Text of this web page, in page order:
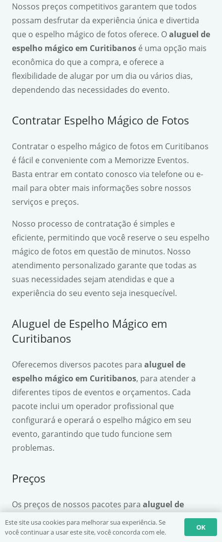
Nossos preços competitivos garantem que todos
possam desfrutar da experiência única e divertida
que o espelho mágico de fotos oferece. Oaluguel de
espelho mágico em Curitibanos é uma opção mais
econômica do que a compra, e oferece a
flexibilidade de alugar por um dia ou vários dias,
dependendo das necessidades do evento.
Contratar Espelho Mágico de Fotos
Contratar o espelho mágico de fotos em Curitibanos
é fácil e conveniente com a Memorizze Eventos.
Basta entrar em contato conosco via telefone ou e-
mail para obter mais informações sobre nossos
serviços e preços.
Nosso processo de contratação é simples e
eficiente, permitindo que você reserve o seu espelho
mágico de fotos em questão de minutos. Nosso
atendimento personalizado garante que todas as
suas necessidades sejam atendidas e que a
experiência do seu evento seja inesquecível.
Aluguel de Espelho Mágico em
Curitibanos
Oferecemos diversos pacotes para aluguel de
espelho mágico em Curitibanos, para atender a
diferentes tipos de eventos e orçamentos. Cada
pacote inclui um operador profissional que
configurará e operará o espelho mágico em seu
evento, garantindo que tudo funcione sem
problemas.
Preços
Os preços de nossos pacotes para aluguel de
espelho mágico em Curitibanos
variam de acordo
com a duração do evento e o tamanho do pacote.
Este site usa cookies para melhorar sua experiência. Se
você continuar a usar este site, você concorda com ele.
OK